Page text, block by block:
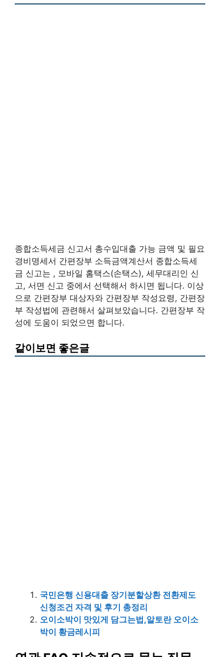
종합소득세금 신고서 총수입대출 가능 금액 및 필요
경비명세서 간편장부 소득금액계산서 종합소득세
금 신고는 , 모바일 홈택스(손택스), 세무대리인 신
고, 서면 신고 중에서 선택해서 하시면 됩니다. 이상
으로 간편장부 대상자와 간편장부 작성요령, 간편장
부 작성법에 관련해서 살펴보았습니다. 간편장부 작
성에 도움이 되었으면 합니다.
같이보면 좋은글
국민은행 신용대출 장기분할상환 전환제도
신청조건 자격 및 후기 총정리
오이소박이 맛있게 담그는법,알토란 오이소
박이 황금레시피